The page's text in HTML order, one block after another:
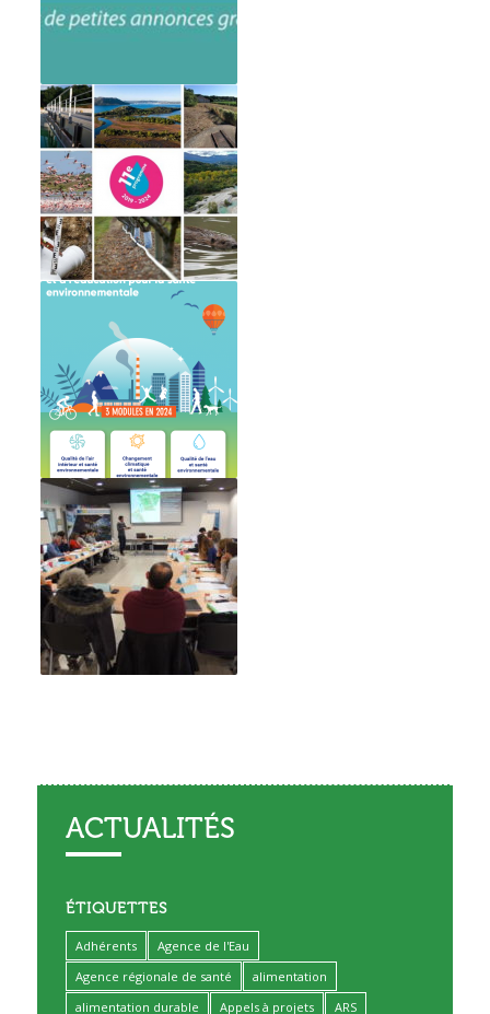
ACTUALITÉS
ÉTIQUETTES
Adhérents
Agence de l'Eau
Agence régionale de santé
alimentation
alimentation durable
Appels à projets
ARS